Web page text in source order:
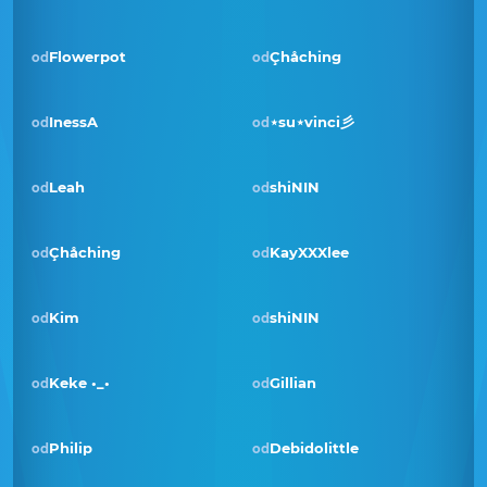
od Flowerpot odÇhåching
od InessA Pobjednik · sij 2023
od ⋆su⋆vinci彡
od Leah odshiNIN
odÇhåching od KayXXXlee
od Kim Pobjednik · svi 2022
odshiNIN
od Keke •_• odGillian
od Philip od Debidolittle